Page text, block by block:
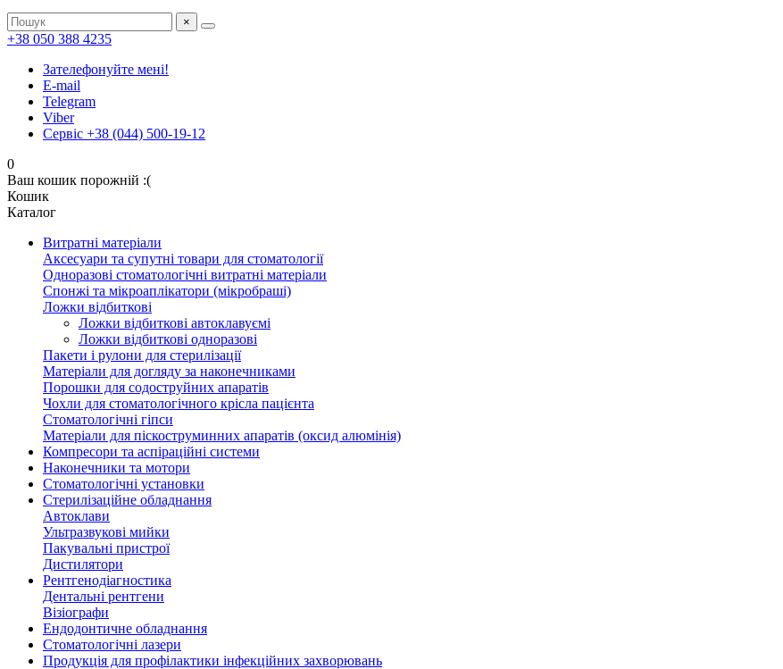
×
+38 050 388 4235
Зателефонуйте мені!
E-mail
Telegram
Viber
Сервіс +38 (044) 500-19-12
0
Ваш кошик порожній :(
Кошик
Каталог
Витратні матеріали
Аксесуари та супутні товари для стоматології
Одноразові стоматологічні витратні матеріали
Спонжі та мікроаплікатори (мікробраші)
Ложки відбиткові
Ложки відбиткові автоклавуємі
Ложки відбиткові одноразові
Пакети і рулони для стерилізації
Матеріали для догляду за наконечниками
Порошки для содоструйних апаратів
Чохли для стоматологічного крісла пацієнта
Стоматологічні гіпси
Матеріали для піскоструминних апаратів (оксид алюмінія)
Компресори та аспіраційні системи
Наконечники та мотори
Стоматологічні установки
Стерилізаційне обладнання
Автоклави
Ультразвукові мийки
Пакувальні пристрої
Дистилятори
Рентгенодіагностика
Дентальні рентгени
Візіографи
Ендодонтичне обладнання
Стоматологічні лазери
Продукція для профілактики інфекційних захворювань